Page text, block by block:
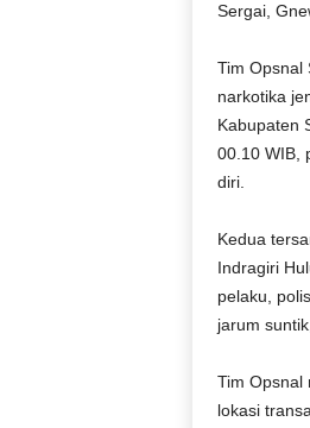
Sergai,
Tim Opsnal
narkotika
Kabupaten
00.10 WIB,
diri.
Kedua
Indragiri
pelaku,
jarum
Tim Opsnal
lokasi